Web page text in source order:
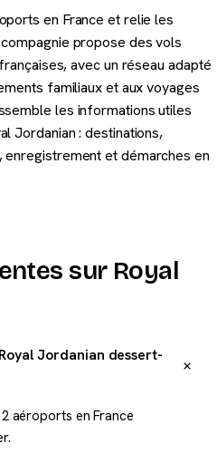
en France et relie les
propose des vols
avec un réseau adapté
familiaux et aux voyages
les informations utiles
Jordanian : destinations,
et démarches en
sur Royal
Jordanian dessert-
aéroports en France